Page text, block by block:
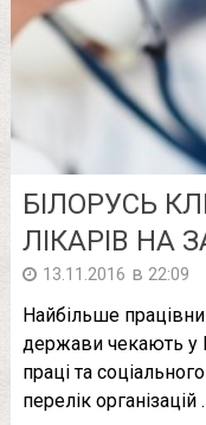
БІЛОРУСЬ
ЛІКАРІВ НА
13.11.2016 в 22:09
Найбільше
держави чекають у
праці та
перелік організацій